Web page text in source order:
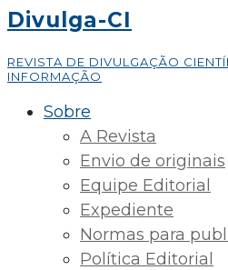
Divulga-CI
REVISTA DE DIVULGAÇÃO
INFORMAÇÃO
Sobre
A Revista
Envio de originais
Equipe Editorial
Expediente
Normas para
Política Editorial